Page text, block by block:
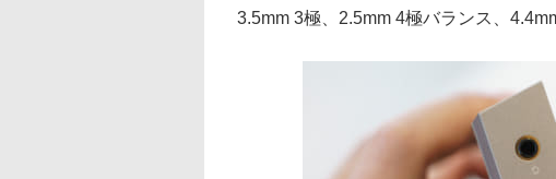
3.5mm 3極、2.5mm 4極バランス、